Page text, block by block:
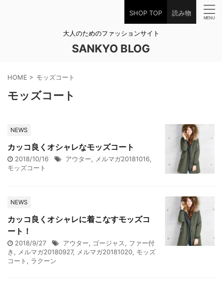
SHOP TOP 読み物
大人のためのファッションサイト
SANKYO BLOG
HOME > モッズコート
モッズコート
NEWS
カッコ良くオシャレなモッズコート
2018/10/16 アウター, メルマガ20181016,
モッズコート
NEWS
カッコ良くオシャレに着こなすモッズコ
ート！
2018/9/27 アウター, ゴージャス, ファー付
き , メルマガ20180927, メルマガ20181020, モッズ
コート , ラクーン